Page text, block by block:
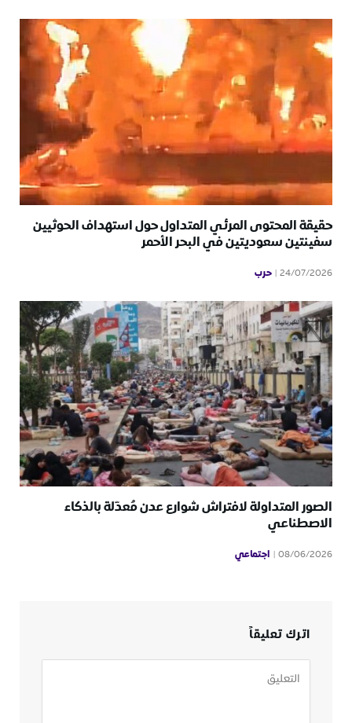
حقيقة المحتوى المرئي المتداول حول استهداف الحوثيين
سفينتين سعوديتين في البحر الأحمر
24/07/2026 حرب
الصور المتداولة لافتراش شوارع عدن مُعدّلة بالذكاء
الاصطناعي
08/06/2026 اجتماعي
اترك تعليقاً